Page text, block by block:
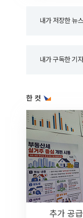
내가 저장한 뉴
내가 구독한 기
한 컷
추가 공